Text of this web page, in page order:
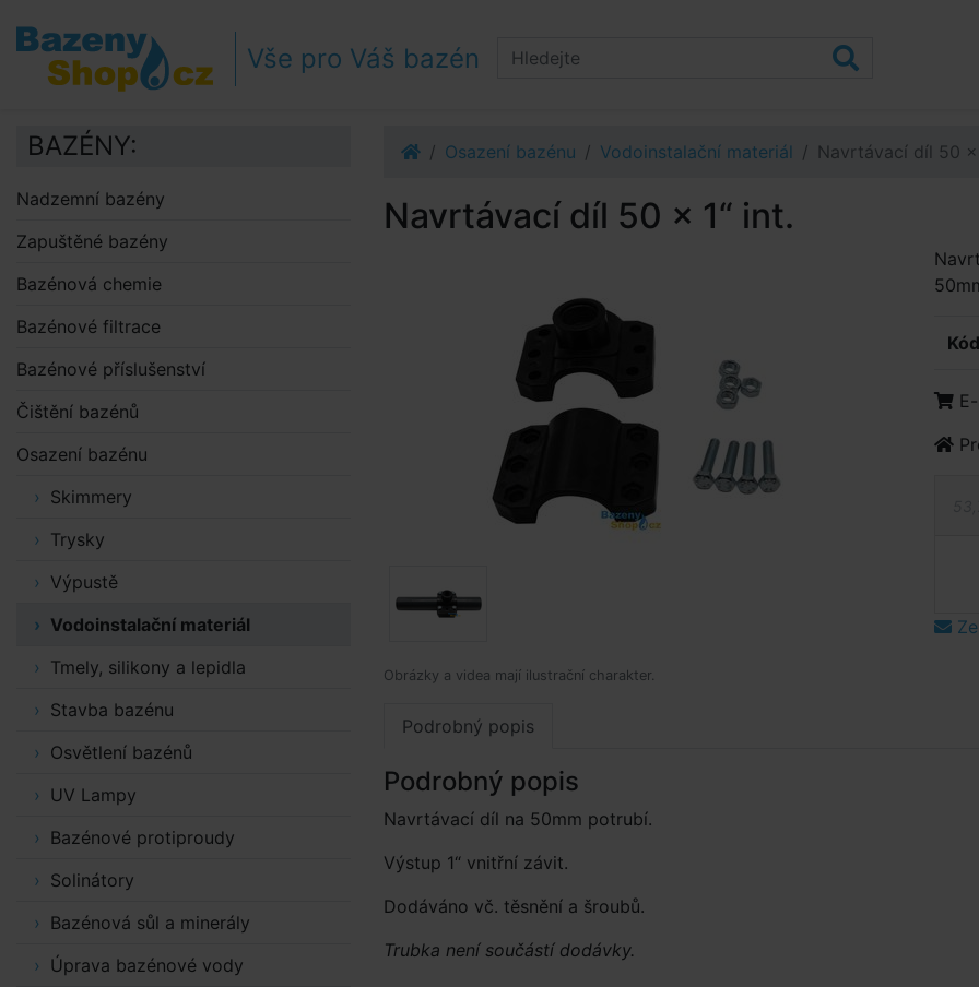
Přejít na obsah
Přejít k postrannímu sloupci
Klávesové zkratky
Vše pro Váš bazén
Osazení bazénu Vodoinstalační materiál Navrtávací díl 50 x
Navrtávací díl 50 x 1“ int.
Obrázky a videa mají ilustrační charakter.
Podrobný popis
Podrobný popis
Navrtávací díl na 50mm potrubí.
Výstup 1“ vnitřní závit.
Dodáváno vč. těsnění a šroubů.
Trubka není součástí dodávky.
BAZÉNY:
Nadzemní bazény
Zapuštěné bazény
Bazénová chemie
Bazénové filtrace
Bazénové příslušenství
Čištění bazénů
Osazení bazénu
Skimmery
Trysky
Výpustě
Vodoinstalační materiál
Tmely, silikony a lepidla
Stavba bazénu
Osvětlení bazénů
UV Lampy
Bazénové protiproudy
Solinátory
Bazénová sůl a minerály
Úprava bazénové vody